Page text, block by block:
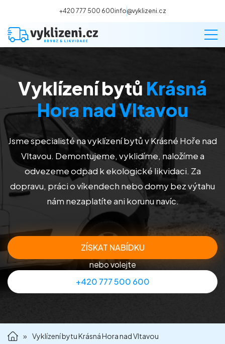
+420 777 500 600info@vyklizeni.cz
Vyklízení
Stěhování
Malování
Deratizace a dezinsekce
Příprava nemovitostí na prodej
Reference
Vyklízení bytů Krásná
Hora nad Vltavou
Jsme specialisté na vyklízení bytů v Krásné Hoře nad
Vltavou. Demontujeme, vyklidíme, naložíme a
odvezeme odpad k ekologické likvidaci. Za
dopravu, práci o víkendech nebo domy bez výtahu
nám nezaplatíte ani korunu navíc.
ZÍSKAT NABÍDKU
nebo volejte
+420 777 500 600
» Vyklízení bytu Krásná Hora nad Vltavou